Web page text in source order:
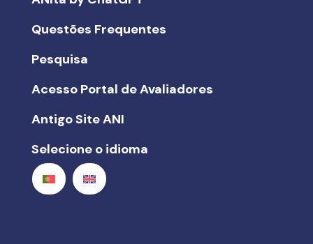
Questões Frequentes
Pesquisa
Acesso Portal de Avaliadores
Antigo Site ANI
Selecione o idioma